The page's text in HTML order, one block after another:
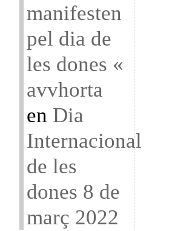
manifesten
pel dia de
les dones «
avvhorta
en Dia
Internacional
de les
dones 8 de
març 2022